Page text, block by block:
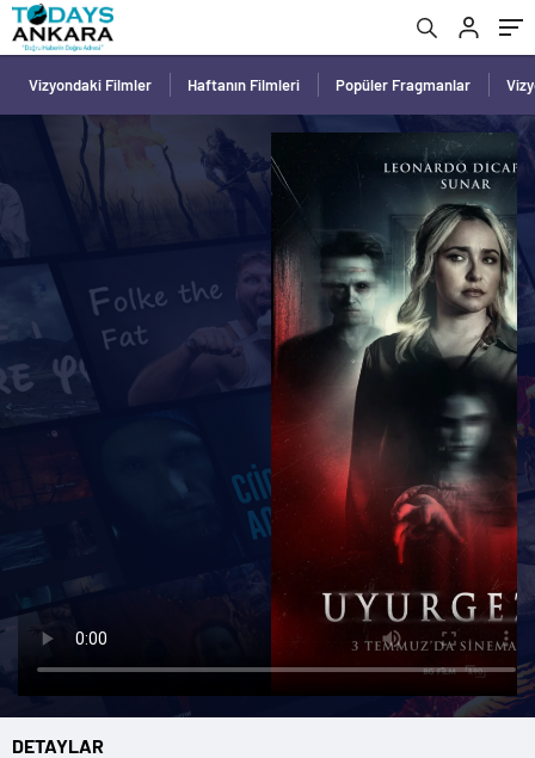
Vizyondaki Filmler Haftanın Filmleri Popüler Fragmanlar
DETAYLAR